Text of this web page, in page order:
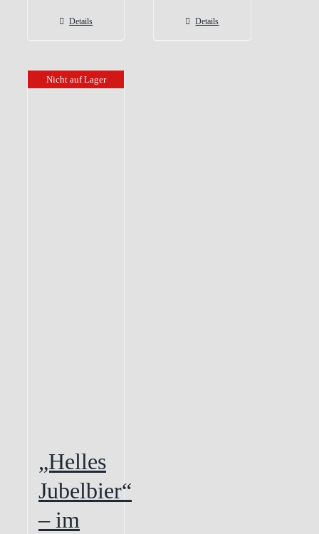
Details Details
Nicht auf Lager
„Helles
Jubelbier“
– im